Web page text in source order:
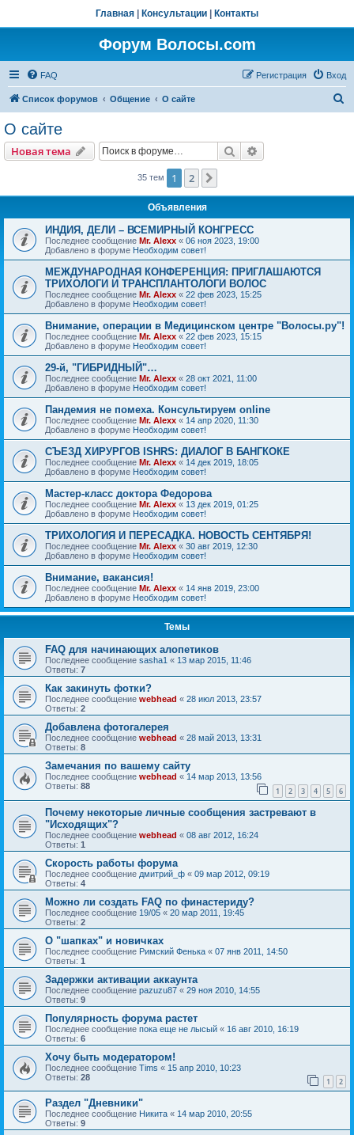
Главная Консультации Контакты
Форум Волосы.com
FAQ Вход
Регистрация
Список форумов Общение О сайте
О сайте
Новая тема Поиск
35 тем 1 2
Объявления
ИНДИЯ, ДЕЛИ – ВСЕМИРНЫЙ КОНГРЕСС
Последнее сообщение Mr. Alexx « 06 ноя 2023, 19:00
Добавлено в форуме Необходим совет!
МЕЖДУНАРОДНАЯ КОНФЕРЕНЦИЯ: ПРИГЛАШАЮТСЯ
ТРИХОЛОГИ И ТРАНСПЛАНТОЛОГИ ВОЛОС
Последнее сообщение Mr. Alexx « 22 фев 2023, 15:25
Добавлено в форуме Необходим совет!
Внимание, операции в Медицинском центре "Волосы.ру"!
Последнее сообщение Mr. Alexx « 22 фев 2023, 15:15
Добавлено в форуме Необходим совет!
29-й, "ГИБРИДНЫЙ"…
Последнее сообщение Mr. Alexx « 28 окт 2021, 11:00
Добавлено в форуме Необходим совет!
Пандемия не помеха. Консультируем online
Последнее сообщение Mr. Alexx « 14 апр 2020, 11:30
Добавлено в форуме Необходим совет!
СЪЕЗД ХИРУРГОВ ISHRS: ДИАЛОГ В БАНГКОКЕ
Последнее сообщение Mr. Alexx « 14 дек 2019, 18:05
Добавлено в форуме Необходим совет!
Мастер-класс доктора Федорова
Последнее сообщение Mr. Alexx « 13 дек 2019, 01:25
Добавлено в форуме Необходим совет!
ТРИХОЛОГИЯ И ПЕРЕСАДКА. НОВОСТЬ СЕНТЯБРЯ!
Последнее сообщение Mr. Alexx « 30 авг 2019, 12:30
Добавлено в форуме Необходим совет!
Внимание, вакансия!
Последнее сообщение Mr. Alexx « 14 янв 2019, 23:00
Добавлено в форуме Необходим совет!
Темы
FAQ для начинающих алопетиков
Последнее сообщение sasha1 « 13 мар 2015, 11:46
Ответы: 7
Как закинуть фотки?
Последнее сообщение webhead « 28 июл 2013, 23:57
Ответы: 2
Добавлена фотогалерея
Последнее сообщение webhead « 28 май 2013, 13:31
Ответы: 8
Замечания по вашему сайту
Последнее сообщение webhead « 14 мар 2013, 13:56
Ответы: 88 1 2 3 4 5 6
Почему некоторые личные сообщения застревают в
"Исходящих"?
Последнее сообщение webhead « 08 авг 2012, 16:24
Ответы: 1
Скорость работы форума
Последнее сообщение дмитрий_ф « 09 мар 2012, 09:19
Ответы: 4
Можно ли создать FAQ по финастериду?
Последнее сообщение 19/05 « 20 мар 2011, 19:45
Ответы: 2
О "шапках" и новичках
Последнее сообщение Римский Фенька « 07 янв 2011, 14:50
Ответы: 1
Задержки активации аккаунта
Последнее сообщение pazuzu87 « 29 ноя 2010, 14:55
Ответы: 9
Популярность форума растет
Последнее сообщение пока еще не лысый « 16 авг 2010, 16:19
Ответы: 6
Хочу быть модератором!
Последнее сообщение Tims « 15 апр 2010, 10:23
Ответы: 28 1 2
Раздел "Дневники"
Последнее сообщение Hикита « 14 мар 2010, 20:55
Ответы: 9